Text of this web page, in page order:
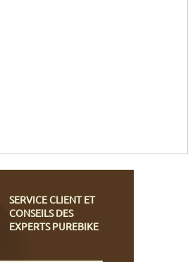
SERVICE CLIENT ET
CONSEILS DES
EXPERTS PUREBIKE